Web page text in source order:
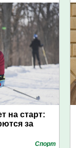
на старт:
за
Спорт